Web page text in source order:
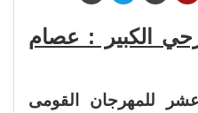
الكبير : عصام
للمهرجان القومى